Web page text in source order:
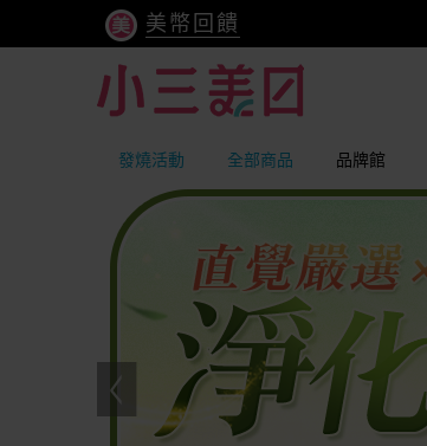
美幣回饋
發燒活動 全部商品 品牌館